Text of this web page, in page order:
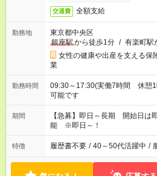
交通費 全額支給
勤務地
東京都中央区
銀座駅から徒歩1分 / 有楽町駅
女性の健康や出産を支える
業
勤務時間
09:30～17:30(実働7時間 休憩
可能です
期間
【急募】即日～長期 開始日は
能 ※即日～！
特徴 履歴書不要 / 40～50代活躍中 /